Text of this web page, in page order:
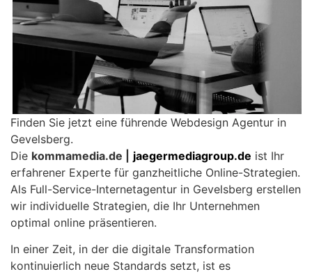
Finden Sie jetzt eine führende Webdesign Agentur in
Gevelsberg.
Die kommamedia.de | jaegermediagroup.de ist Ihr
erfahrener Experte für ganzheitliche Online-Strategien.
Als Full-Service-Internetagentur in Gevelsberg erstellen
wir individuelle Strategien, die Ihr Unternehmen
optimal online präsentieren.
In einer Zeit, in der die digitale Transformation
kontinuierlich neue Standards setzt, ist es